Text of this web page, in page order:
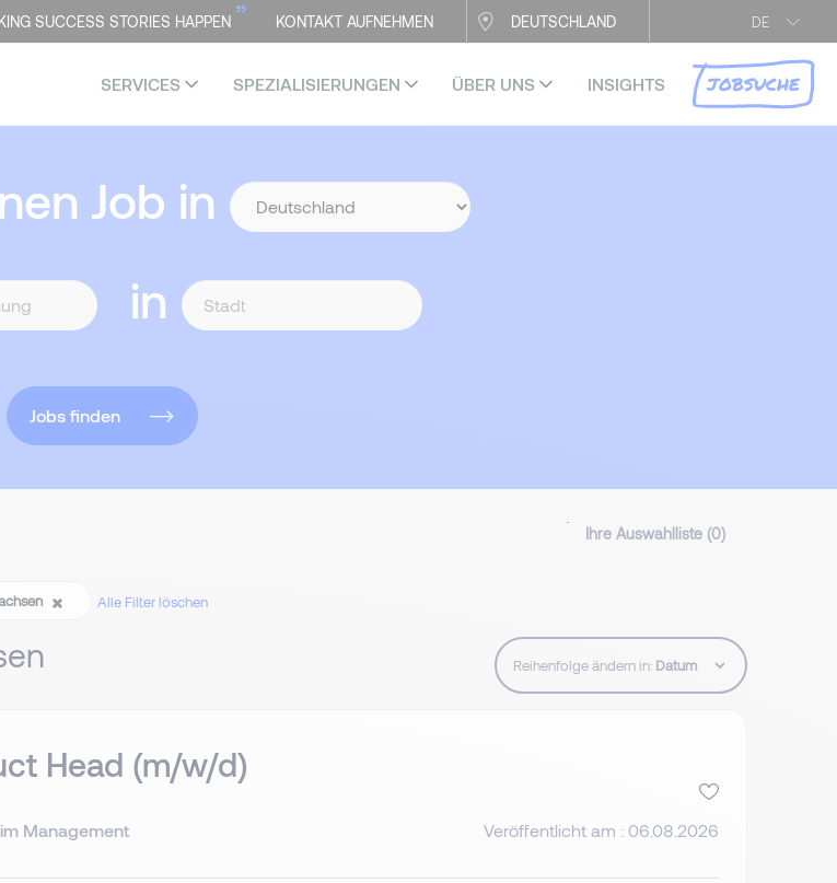
DE
KONTAKT AUFNEHMEN DEUTSCHLAND
SUCCESS STORIES HAPPEN ”
SERVICES SPEZIALISIERUNGEN ÜBER UNS INSIGHTS JOBSUCHE
Job in
in
Jobs finden
Ihre Auswahlliste (0)
Alle Filter löschen
Reihenfolge ändern in:
Head (m/w/d)
Management Veröffentlicht am : 06.08.2026